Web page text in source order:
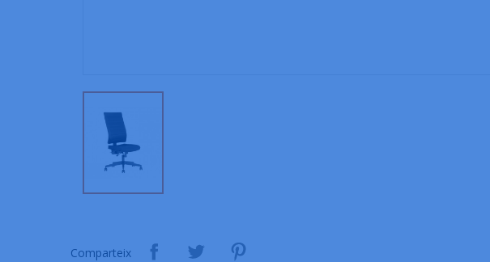
Comparteix